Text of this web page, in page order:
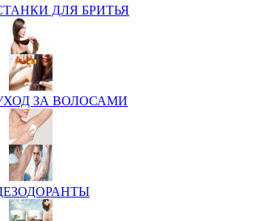
ДЛЯ БРИТЬЯ
ЗА ВОЛОСАМИ